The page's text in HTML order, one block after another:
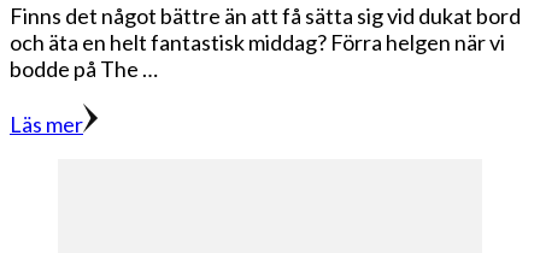
Finns det något bättre än att få sätta sig vid dukat bord
och äta en helt fantastisk middag? Förra helgen när vi
bodde på The …
Läs mer